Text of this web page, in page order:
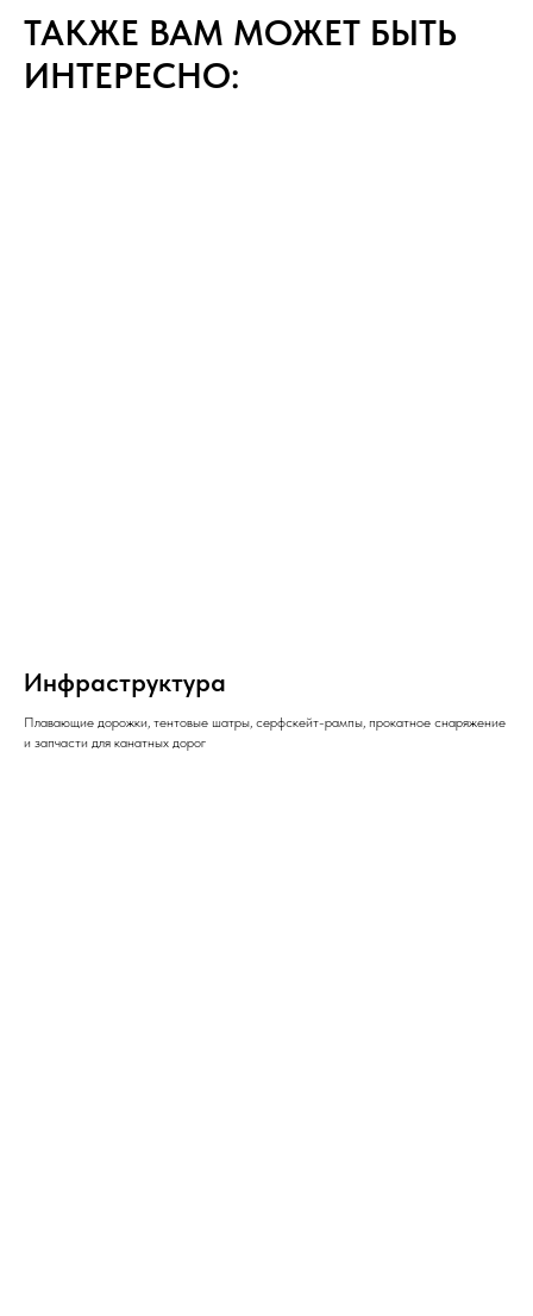
ТАКЖЕ ВАМ МОЖЕТ БЫТЬ
ИНТЕРЕСНО:
Инфраструктура
Плавающие дорожки, тентовые шатры, серфскейт-рампы, прокатное снаряжение
и запчасти для канатных дорог